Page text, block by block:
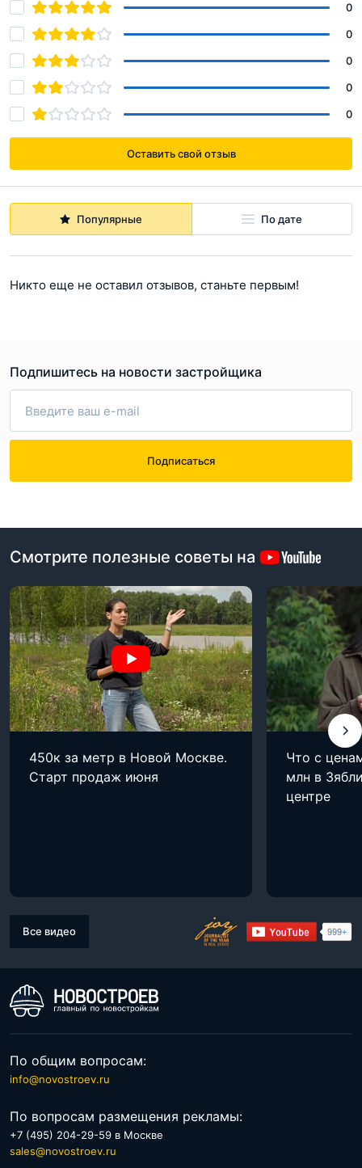
Оставить свой отзыв
Популярные По дате
Никто еще не оставил отзывов, станьте первым!
0
0
0
0
0
Подпишитесь на новости застройщика
Подписаться
Смотрите полезные советы на
450к за метр в Новой Москве.
Старт продаж июня
Что с
млн в
центре
Все видео
По общим вопросам:
info@novostroev.ru
По вопросам размещения рекламы:
+7 (495) 204-29-59 в Москве
sales@novostroev.ru